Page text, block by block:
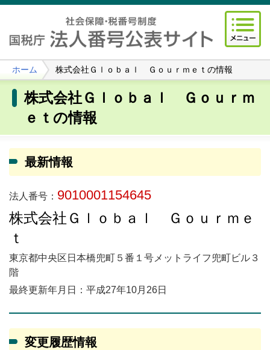
ホーム 株式会社Ｇｌｏｂａｌ Ｇｏｕｒｍｅｔの情報
株式会社Ｇｌｏｂａｌ Ｇｏｕｒｍ
ｅｔの情報
最新情報
法人番号： 9010001154645
株式会社Ｇｌｏｂａｌ Ｇｏｕｒｍｅ
ｔ
東京都中央区日本橋兜町５番１号メットライフ兜町ビル３
階
最終更新年月日：平成27年10月26日
変更履歴情報